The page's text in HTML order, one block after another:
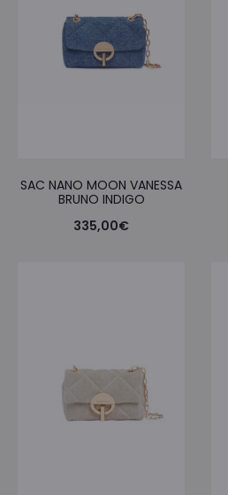
SAC NANO MOON VANESSA
BRUNO INDIGO
335,00€